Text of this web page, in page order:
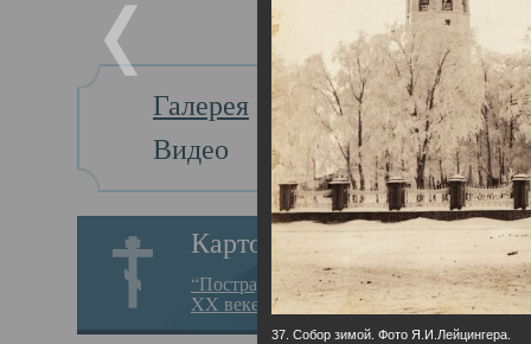
Галерея
Видео
Картотека
“Пострадавшие за веру в
XX веке на Севере”
Главная
37. Собор зимой. Фото Я.И.Лейцингера.